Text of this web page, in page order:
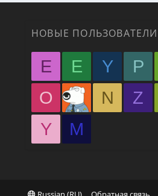
НОВЫЕ ПОЛЬЗОВАТЕЛИ
E E Y P
O
N Z
Y
М